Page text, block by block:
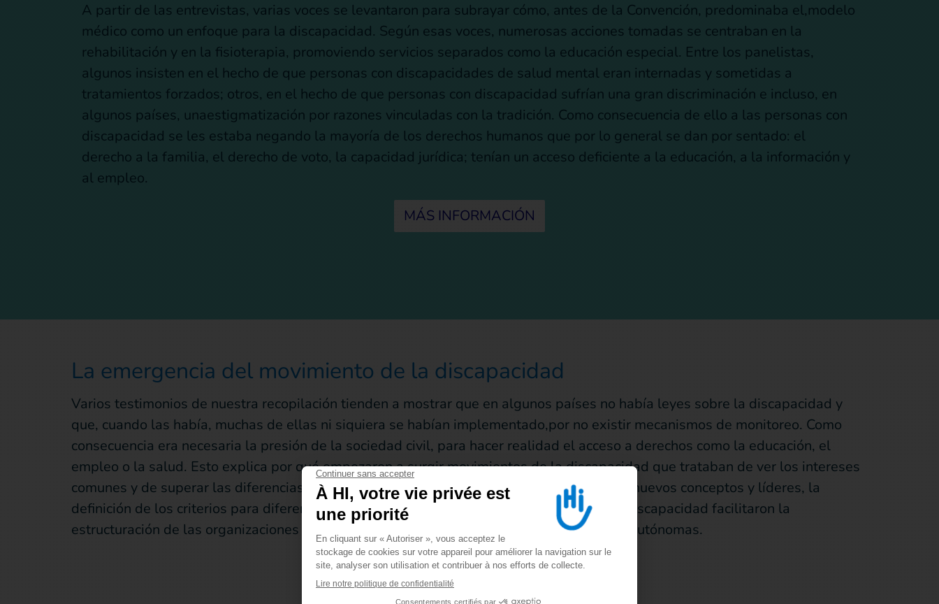
A partir de las entrevistas, varias voces se levantaron para subrayar cómo, antes de la Convención, predominaba el,modelo
médico como un enfoque para la discapacidad. Según esas voces, numerosas acciones tomadas se centraban en la
rehabilitación y en la fisioterapia, promoviendo servicios separados como la educación especial. Entre los panelistas,
algunos insisten en el hecho de que personas con discapacidades de salud mental eran internadas y sometidas a
tratamientos forzados; otros, en el hecho de que personas con discapacidad sufrían una gran discriminación e incluso, en
algunos países, unaestigmatización por razones vinculadas con la tradición. Como consecuencia de ello a las personas con
discapacidad se les estaba negando la mayoría de los derechos humanos que por lo general se dan por sentado: el
derecho a la familia, el derecho de voto, la capacidad jurídica; tenían un acceso deficiente a la educación, a la información y
al empleo.
MÁS INFORMACIÓN
La emergencia del movimiento de la discapacidad
Varios testimonios de nuestra recopilación tienden a mostrar que en algunos países no había leyes sobre la discapacidad y
que, cuando las había, muchas de ellas ni siquiera se habían implementado,por no existir mecanismos de monitoreo. Como
consecuencia era necesaria la presión de la sociedad civil, para hacer realidad el acceso a derechos como la educación, el
empleo o la salud. Esto explica por qué empezaron a surgir movimientos de la discapacidad que trataban de ver los intereses
comunes y de superar las diferencias, como en los tipos de deficiencia. La emergencia de nuevos conceptos y líderes, la
definición de los criterios para diferenciar a las organizaciones DE y PARA personas con discapacidad facilitaron la
estructuración de las organizaciones de personas con discapacidad como organizaciones autónomas.
MÁS INFORMACIÓN